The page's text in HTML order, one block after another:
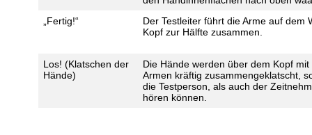
„Fertig!“
Der Testleiter führt die Arme auf dem
Kopf zur Hälfte zusammen.
Los! (Klatschen der
Hände)
Die Hände werden über dem Kopf
Armen kräftig zusammengeklatscht,
die Testperson, als auch der
hören können.